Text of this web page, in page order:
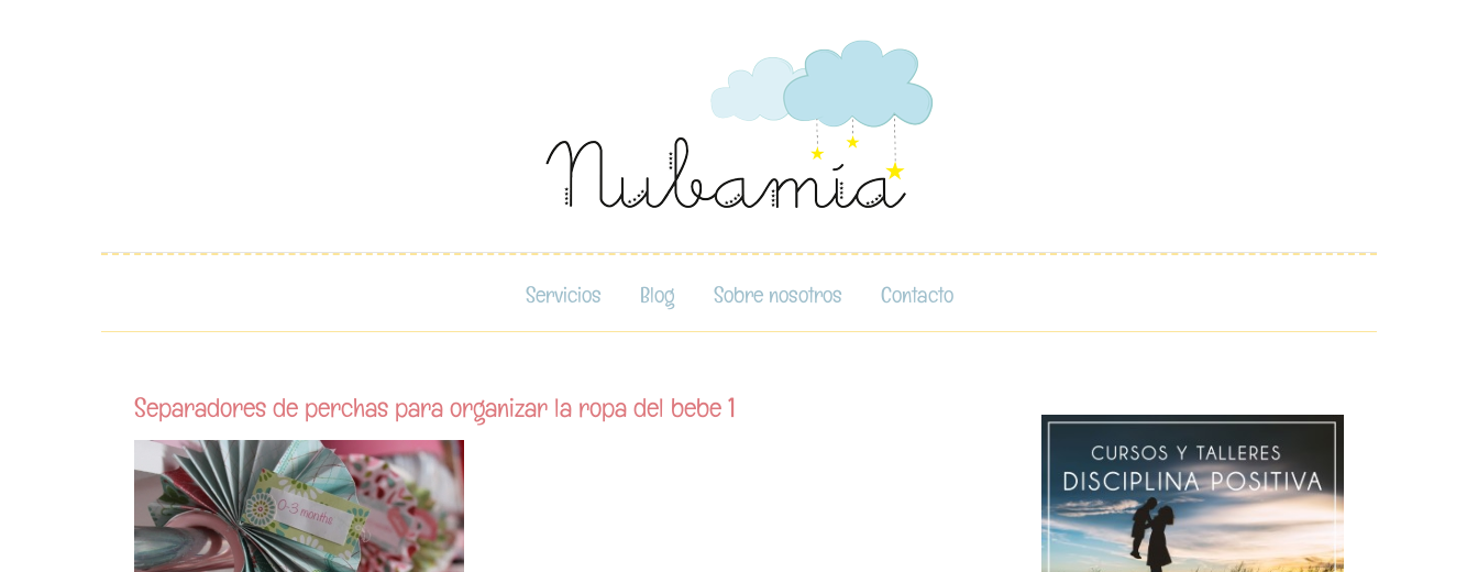
Servicios Blog Sobre nosotros Contacto
Separadores de perchas para organizar la ropa del bebe 1